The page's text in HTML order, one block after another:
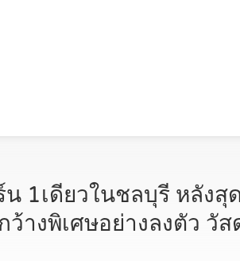
1เดียวในชลบุรี หลังสุ
างพิเศษอย่างลงตัว วัส